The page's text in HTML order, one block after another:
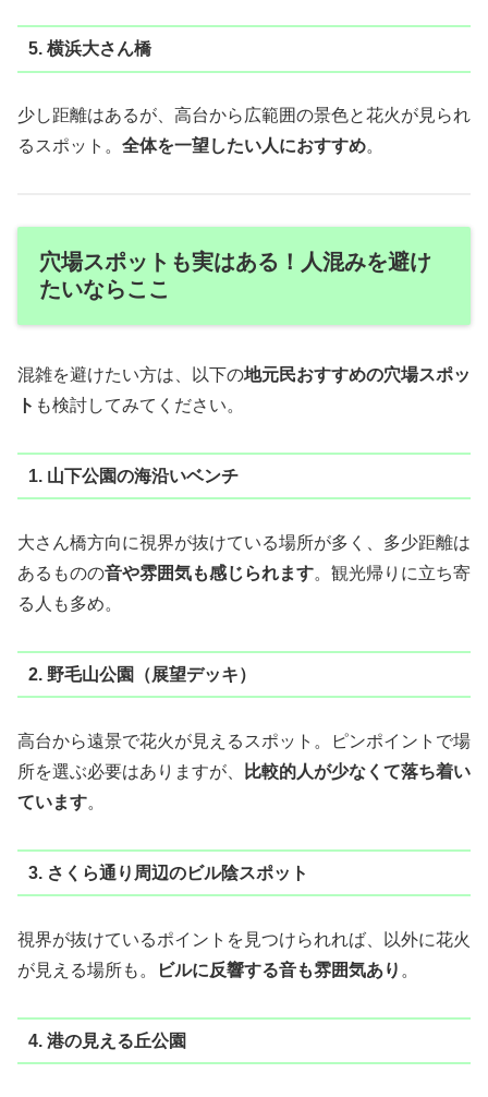
5. 横浜大さん橋
少し距離はあるが、高台から広範囲の景色と花火が見られ
るスポット。 全体を一望したい人におすすめ。
穴場スポットも実はある！人混みを避け
たいならここ
混雑を避けたい方は、以下の地元民おすすめの穴場スポッ
ト も検討してみてください。
1. 山下公園の海沿いベンチ
大さん橋方向に視界が抜けている場所が多く、多少距離は
あるものの音や雰囲気も感じられます。観光帰りに立ち寄
る人も多め。
2. 野毛山公園（展望デッキ）
高台から遠景で花火が見えるスポット。ピンポイントで場
所を選ぶ必要はありますが、
比較的人が少なくて落ち着い
ています。
3. さくら通り周辺のビル陰スポット
視界が抜けているポイントを見つけられれば、以外に花火
が見える場所も。
ビルに反響する音も雰囲気あり 。
4. 港の見える丘公園